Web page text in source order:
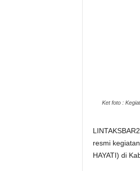
Ket foto :
resmi
HAYATI) di